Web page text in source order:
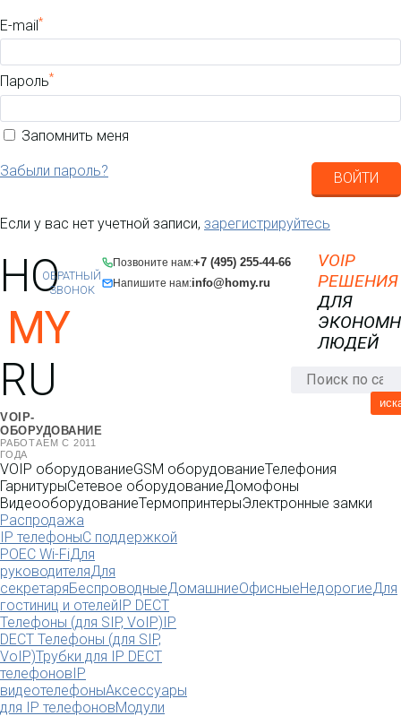
E-mail *
Пароль*
Запомнить меня
Забыли пароль? ВОЙТИ
Если у вас нет учетной записи, зарегистрируйтесь
HO
MY
RU
VOIP-
ОБОРУДОВАНИЕ
РАБОТАЕМ С 2011
ГОДА
Позвоните нам:+7 (495) 255-44-66
Напишите нам:info@homy.ru
ОБРАТНЫЙ
ЗВОНОК
VOIP
РЕШЕНИЯ
ДЛЯ
ЛЮДЕЙ
VOIP оборудованиеGSM оборудованиеТелефония
ГарнитурыСетевое оборудованиеДомофоны
ВидеооборудованиеТермопринтерыЭлектронные замки
Распродажа
IP телефоныС поддержкой
POEC Wi-FiДля
руководителяДля
секретаряБеспроводныеДомашниеОфисныеНедорогиеДля
гостиниц и отелейIP DECT
Телефоны (для SIP, VoIP)IP
DECT Телефоны (для SIP,
VoIP)Трубки для IP DECT
телефоновIP
видеотелефоныАксессуары
для IP телефоновМодули